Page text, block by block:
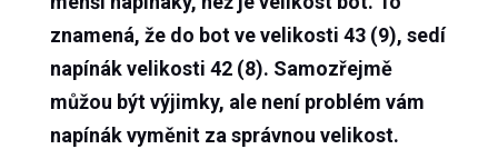
znamená, že do bot ve velikosti 43 (9), sedí
napínák velikosti 42 (8). Samozřejmě
můžou být výjimky, ale není problém vám
napínák vyměnit za správnou velikost.